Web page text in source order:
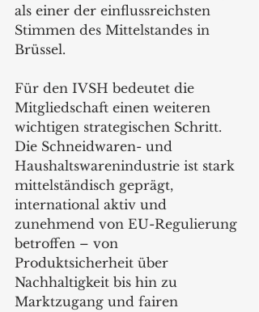
als einer der einflussreichsten
Stimmen des Mittelstandes in
Brüssel.
Für den IVSH bedeutet die
Mitgliedschaft einen weiteren
wichtigen strategischen Schritt.
Die Schneidwaren- und
Haushaltswarenindustrie ist stark
mittelständisch geprägt,
international aktiv und
zunehmend von EU-Regulierung
betroffen – von
Produktsicherheit über
Nachhaltigkeit bis hin zu
Marktzugang und fairen